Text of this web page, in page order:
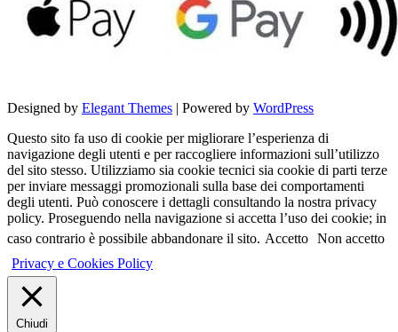
Designed by Elegant Themes | Powered by WordPress
Questo sito fa uso di cookie per migliorare l’esperienza di
navigazione degli utenti e per raccogliere informazioni sull’utilizzo
del sito stesso. Utilizziamo sia cookie tecnici sia cookie di parti terze
per inviare messaggi promozionali sulla base dei comportamenti
degli utenti. Può conoscere i dettagli consultando la nostra privacy
policy. Proseguendo nella navigazione si accetta l’uso dei cookie; in
caso contrario è possibile abbandonare il sito. Accetto Non accetto
Privacy e Cookies Policy
Chiudi